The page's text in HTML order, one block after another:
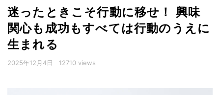
迷ったときこそ行動に移せ！ 興味
関心も成功もすべては行動のうえに
生まれる
2025年12月4日 12710 views